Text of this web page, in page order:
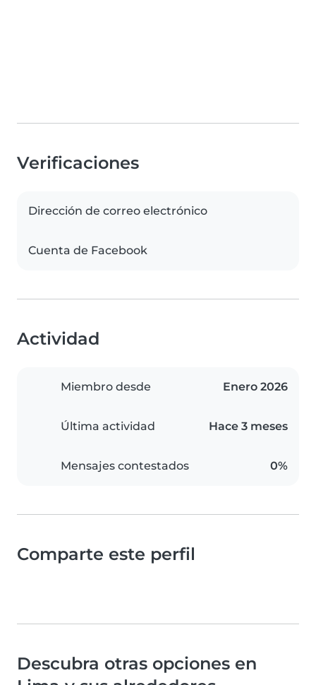
Verificaciones
Dirección de correo electrónico
Cuenta de Facebook
Actividad
Miembro desde Enero 2026
Última actividad Hace 3 meses
Mensajes contestados 0%
Comparte este perfil
Descubra otras opciones en